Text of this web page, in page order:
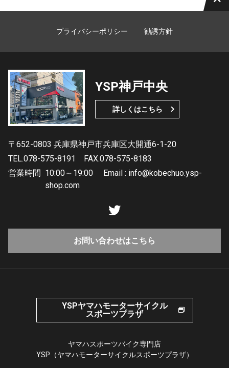
プライバシーポリシー 勧誘方針
YSP神戸中央
詳しくはこちら
〒652-0803 兵庫県神戸市兵庫区大開通6-1-20
TEL.078-575-8191
FAX.078-575-8183
営業時間 10:00～19:00 Email : info@kobechuo.ysp-
shop.com
お問い合わせはこちら
YSPヤマハモーターサイクル
スポーツプラザ
ヤマハスポーツバイク専門店
YSP（ヤマハモーターサイクルスポーツプラザ）